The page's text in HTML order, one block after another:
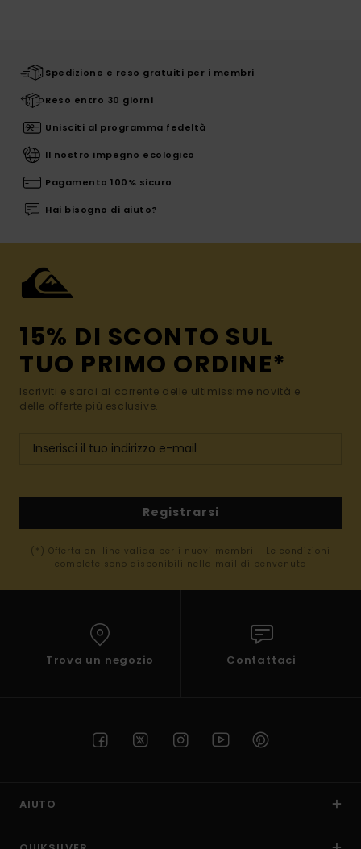
Spedizione e reso gratuiti per i membri
Reso entro 30 giorni
Unisciti al programma fedeltà
Il nostro impegno ecologico
Pagamento 100% sicuro
Hai bisogno di aiuto?
15% DI SCONTO SUL
TUO PRIMO ORDINE*
Iscriviti e sarai al corrente delle ultimissime novità e
delle offerte più esclusive.
Registrarsi
(*) Offerta on-line valida per i nuovi membri - Le condizioni
complete sono disponibili nella mail di benvenuto
Trova un negozio Contattaci
AIUTO